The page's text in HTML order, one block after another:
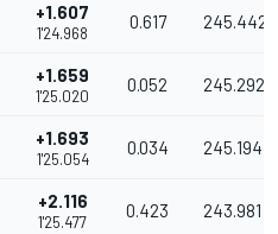
+1.607
1'24.968
0.617 245.442
+1.659
1'25.020
0.052 245.292
+1.693
1'25.054
0.034 245.194
+2.116
1'25.477
0.423 243.981